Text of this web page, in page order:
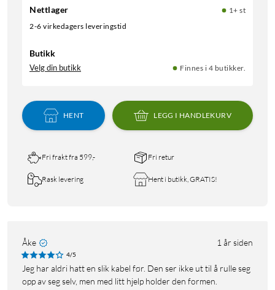
Nettlager
1+ st
2-6 virkedagers leveringstid
Butikk
Velg din butikk Finnes i 4 butikker.
HENT LEGG I HANDLEKURV
Fri frakt fra 599,- Fri retur
Rask levering Hent i butikk, GRATIS!
Åke 1 år siden
4/5
Jeg har aldri hatt en slik kabel før. Den ser ikke ut til å rulle seg
opp av seg selv, men med litt hjelp holder den formen.